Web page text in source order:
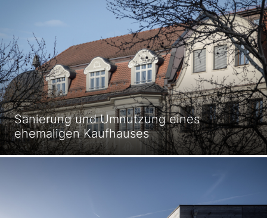
Sanierung und Umnutzung eines
ehemaligen Kaufhauses